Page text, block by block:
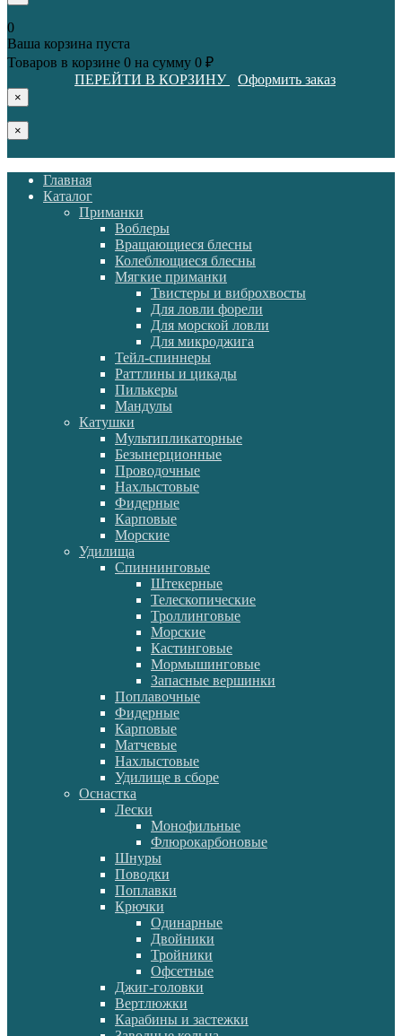
0
Ваша корзина пуста
Товаров в корзине 0 на сумму 0 ₽
ПЕРЕЙТИ В КОРЗИНУ
Оформить заказ
×
×
Главная
Каталог
Приманки
Воблеры
Вращающиеся блесны
Колеблющиеся блесны
Мягкие приманки
Твистеры и виброхвосты
Для ловли форели
Для морской ловли
Для микроджига
Тейл-спиннеры
Раттлины и цикады
Пилькеры
Мандулы
Катушки
Мультипликаторные
Безынерционные
Проводочные
Нахлыстовые
Фидерные
Карповые
Морские
Удилища
Спиннинговые
Штекерные
Телескопические
Троллинговые
Морские
Кастинговые
Мормышинговые
Запасные вершинки
Поплавочные
Фидерные
Карповые
Матчевые
Нахлыстовые
Удилище в сборе
Оснастка
Лески
Монофильные
Флюрокарбоновые
Шнуры
Поводки
Поплавки
Крючки
Одинарные
Двойники
Тройники
Офсетные
Джиг-головки
Вертлюжки
Карабины и застежки